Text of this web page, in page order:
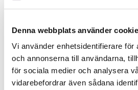
Denna webbplats använder
Vi använder enhetsidentifierare för
och annonserna till användarna,
för sociala medier och analysera
vidarebefordrar även sådana